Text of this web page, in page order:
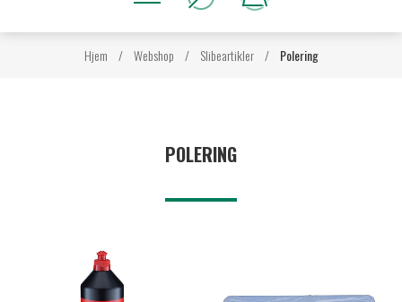
Hjem / Webshop / Slibeartikler / Polering
POLERING